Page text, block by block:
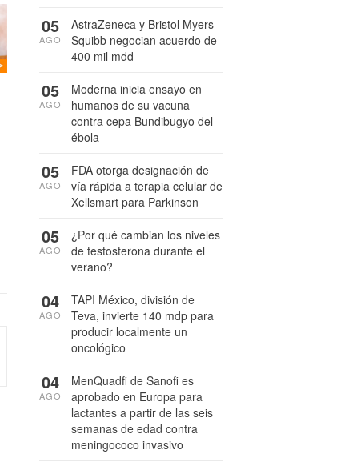
AstraZeneca y Bristol Myers
Squibb negocian acuerdo de
400 mil mdd
05
AGO
Moderna inicia ensayo en
humanos de su vacuna
contra cepa Bundibugyo del
ébola
05
AGO
FDA otorga designación de
vía rápida a terapia celular de
Xellsmart para Parkinson
05
AGO
¿Por qué cambian los niveles
de testosterona durante el
verano?
05
AGO
TAPI México, división de
Teva, invierte 140 mdp para
producir localmente un
oncológico
04
AGO
MenQuadfi de Sanofi es
aprobado en Europa para
lactantes a partir de las seis
semanas de edad contra
meningococo invasivo
04
AGO